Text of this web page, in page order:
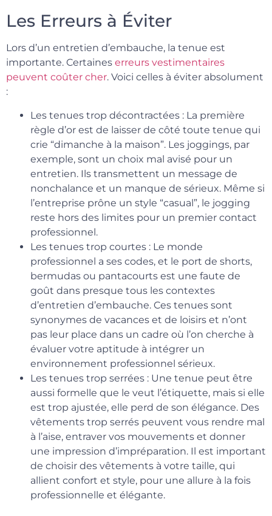
Les Erreurs à Éviter
Lors d’un entretien d’embauche, la tenue est
importante. Certaines erreurs vestimentaires
peuvent coûter cher. Voici celles à éviter absolument
:
Les tenues trop décontractées : La première
règle d’or est de laisser de côté toute tenue qui
crie “dimanche à la maison”. Les joggings, par
exemple, sont un choix mal avisé pour un
entretien. Ils transmettent un message de
nonchalance et un manque de sérieux. Même si
l’entreprise prône un style “casual”, le jogging
reste hors des limites pour un premier contact
professionnel.
Les tenues trop courtes : Le monde
professionnel a ses codes, et le port de shorts,
bermudas ou pantacourts est une faute de
goût dans presque tous les contextes
d’entretien d’embauche. Ces tenues sont
synonymes de vacances et de loisirs et n’ont
pas leur place dans un cadre où l’on cherche à
évaluer votre aptitude à intégrer un
environnement professionnel sérieux.
Les tenues trop serrées : Une tenue peut être
aussi formelle que le veut l’étiquette, mais si elle
est trop ajustée, elle perd de son élégance. Des
vêtements trop serrés peuvent vous rendre mal
à l’aise, entraver vos mouvements et donner
une impression d’impréparation. Il est important
de choisir des vêtements à votre taille, qui
allient confort et style, pour une allure à la fois
professionnelle et élégante.